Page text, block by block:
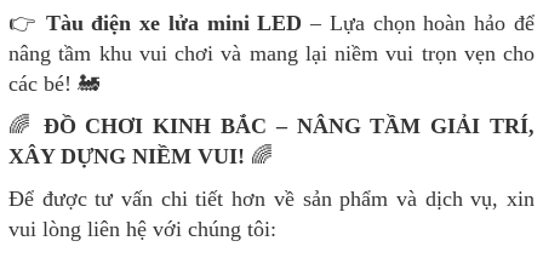
👉 Tàu điện xe lửa mini LED– Lựa chọn hoàn hảo để
nâng tầm khu vui chơi và mang lại niềm vui trọn vẹn cho
các bé! 🚂
🌈 ĐỒ CHƠI KINH BẮC – NÂNG TẦM GIẢI TRÍ,
XÂY DỰNG NIỀM VUI! 🌈
Để được tư vấn chi tiết hơn về sản phẩm và dịch vụ, xin
vui lòng liên hệ với chúng tôi: